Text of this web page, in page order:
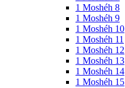
1 Moshéh 8
1 Moshéh 9
1 Moshéh 10
1 Moshéh 11
1 Moshéh 12
1 Moshéh 13
1 Moshéh 14
1 Moshéh 15